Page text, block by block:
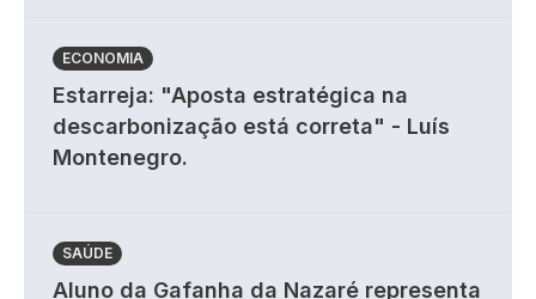
ECONOMIA
Estarreja: "Aposta estratégica na
descarbonização está correta" - Luís
Montenegro.
SAÚDE
Aluno da Gafanha da Nazaré representa